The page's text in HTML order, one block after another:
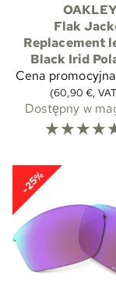
Flak
Replacement
Black Irid
Cena promocyjna
(60,90 €,
Dostępny w
☆☆☆☆
-25%